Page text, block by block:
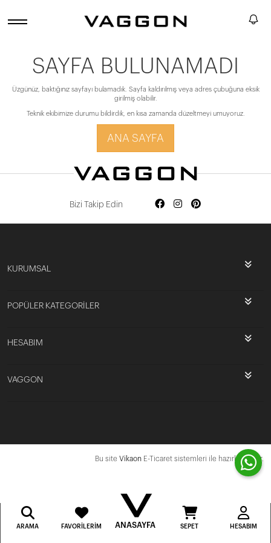
SAYFA BULUNAMADI
Üzgünüz, baktığınız sayfayı bulamadık. Sayfa kaldırılmış veya adres çubuğuna eksik
girilmiş olabilir.
Teknik ekibimize durumu bildirdik, en kısa zamanda düzeltmeyi umuyoruz.
ANA SAYFA
Bizi Takip Edin
KURUMSAL
POPÜLER KATEGORİLER
HESABIM
VAGGON
Bu site Vikaon E-Ticaret sistemleri ile hazırlanmıştır.
ARAMA FAVORILERIM ANASAYFA SEPET HESABIM